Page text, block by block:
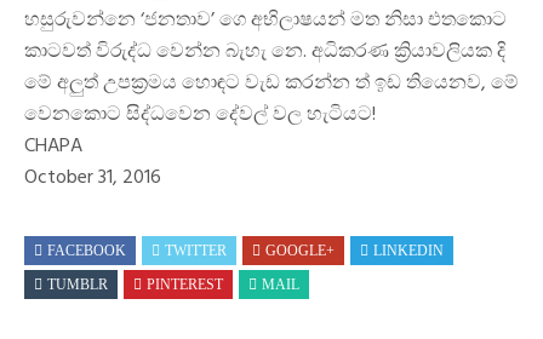
හසුරුවන්නෙ ‘ජනතාව’ ගෙ අභිලාෂයන් මත නිසා එතකොට
කාටවත් විරුද්ධ වෙන්න බැහැ නෙ. අධිකරණ ක්‍රියාවලියක දි
මේ අලුත් උපක්‍රමය හොඳට වැඩ කරන්න ත් ඉඩ තියෙනව, මේ
වෙනකොට සිද්ධවෙන දේවල් වල හැටියට!
CHAPA
October 31, 2016
FACEBOOK TWITTER GOOGLE+
LINKEDIN
TUMBLR
PINTEREST MAIL